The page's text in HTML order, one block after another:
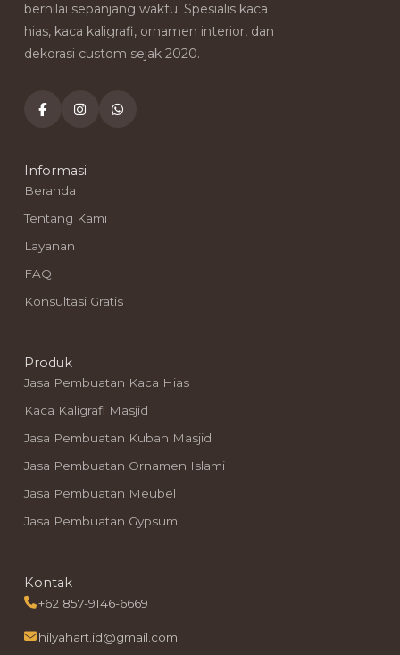
bernilai sepanjang waktu. Spesialis kaca
hias, kaca kaligrafi, ornamen interior, dan
dekorasi custom sejak 2020.
Informasi
Beranda
Tentang Kami
Layanan
FAQ
Konsultasi Gratis
Produk
Jasa Pembuatan Kaca Hias
Kaca Kaligrafi Masjid
Jasa Pembuatan Kubah Masjid
Jasa Pembuatan Ornamen Islami
Jasa Pembuatan Meubel
Jasa Pembuatan Gypsum
Kontak
+62 857-9146-6669
hilyahart.id@gmail.com